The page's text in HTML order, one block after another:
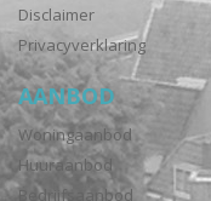
Disclaimer
Privacyverklaring
AANBOD
Woningaanbod
Huuraanbod
Bedrijfsaanbod